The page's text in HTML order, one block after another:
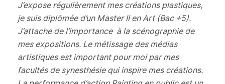
J’expose régulièrement mes créations plastiques,
je suis diplômée d’un Master II en Art (Bac +5).
J’attache de l’importance à la scénographie de
mes expositions. Le métissage des médias
artistiques est important pour moi par mes
facultés de synesthésie qui inspire mes créations.